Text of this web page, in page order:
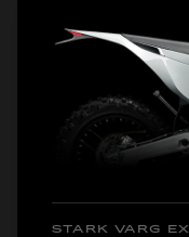
STARK VARG EX